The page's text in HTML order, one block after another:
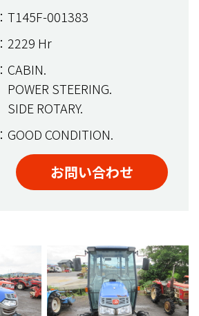
：T145F-001383
：2229 Hr
：CABIN.
POWER STEERING.
SIDE ROTARY.
：GOOD CONDITION.
お問い合わせ